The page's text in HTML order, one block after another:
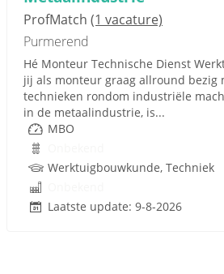
ProfMatch (1 vacature)
Purmerend
Hé Monteur Technische Dienst
jij als monteur graag allround bezig
technieken rondom industriële
in de metaalindustrie, is...
MBO
Werktuigbouwkunde, Techniek
Laatste update: 9-8-2026